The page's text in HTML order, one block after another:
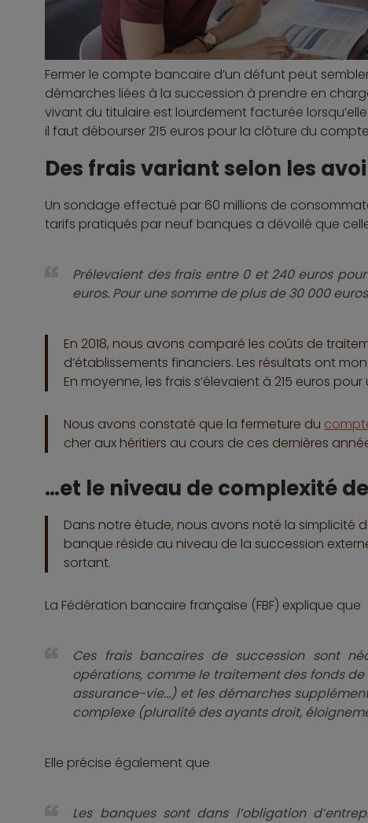
Fermer le compte bancaire d’un défunt peut
démarches liées à la succession à prendre en
vivant du titulaire est lourdement facturée
il faut débourser 215 euros pour la clôture du
Des frais variant selon les
Un sondage effectué par 60 millions de
tarifs pratiqués par neuf banques a dévoilé que
Prélevaient des frais entre 0 et 240 euros
euros. Pour une somme de plus de 30 000
En 2018, nous avons comparé les coûts de
d’établissements financiers. Les résultats ont
En moyenne, les frais s’élevaient à 215 euros
Nous avons constaté que la fermeture du
cher aux héritiers au cours de ces dernières
…et le niveau de complexité
Dans notre étude, nous avons noté la simplicité
banque réside au niveau de la succession
sortant.
La Fédération bancaire française (FBF) explique que
Ces frais bancaires de succession sont
opérations, comme le traitement des fonds
assurance-vie…) et les démarches
complexe (pluralité des ayants droit,
Elle précise également que
Les banques sont dans l’obligation